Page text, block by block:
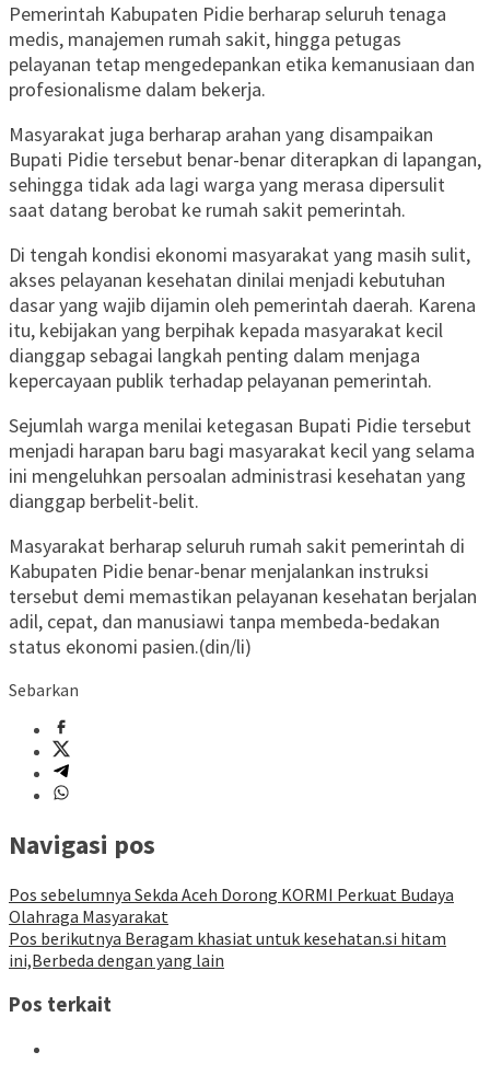
Pemerintah Kabupaten Pidie berharap seluruh tenaga
medis, manajemen rumah sakit, hingga petugas
pelayanan tetap mengedepankan etika kemanusiaan dan
profesionalisme dalam bekerja.
Masyarakat juga berharap arahan yang disampaikan
Bupati Pidie tersebut benar-benar diterapkan di lapangan,
sehingga tidak ada lagi warga yang merasa dipersulit
saat datang berobat ke rumah sakit pemerintah.
Di tengah kondisi ekonomi masyarakat yang masih sulit,
akses pelayanan kesehatan dinilai menjadi kebutuhan
dasar yang wajib dijamin oleh pemerintah daerah. Karena
itu, kebijakan yang berpihak kepada masyarakat kecil
dianggap sebagai langkah penting dalam menjaga
kepercayaan publik terhadap pelayanan pemerintah.
Sejumlah warga menilai ketegasan Bupati Pidie tersebut
menjadi harapan baru bagi masyarakat kecil yang selama
ini mengeluhkan persoalan administrasi kesehatan yang
dianggap berbelit-belit.
Masyarakat berharap seluruh rumah sakit pemerintah di
Kabupaten Pidie benar-benar menjalankan instruksi
tersebut demi memastikan pelayanan kesehatan berjalan
adil, cepat, dan manusiawi tanpa membeda-bedakan
status ekonomi pasien.(din/li)
Sebarkan
Navigasi pos
Pos sebelumnya Sekda Aceh Dorong KORMI Perkuat Budaya
Olahraga Masyarakat
Pos berikutnya Beragam khasiat untuk kesehatan.si hitam
ini,Berbeda dengan yang lain
Pos terkait